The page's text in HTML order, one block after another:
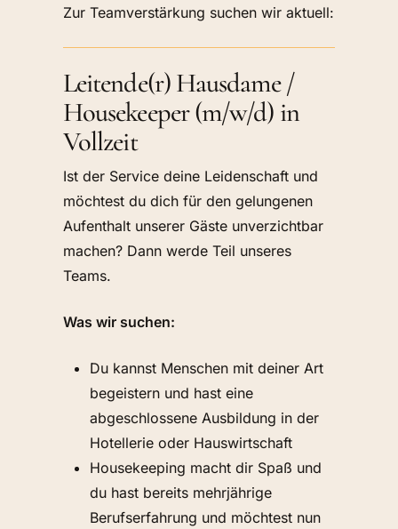
Zur Teamverstärkung suchen wir aktuell:
Leitende(r) Hausdame /
Housekeeper (m/w/d) in
Vollzeit
Ist der Service deine Leidenschaft und
möchtest du dich für den gelungenen
Aufenthalt unserer Gäste unverzichtbar
machen? Dann werde Teil unseres
Teams.
Was wir suchen:
Du kannst Menschen mit deiner Art
begeistern und hast eine
abgeschlossene Ausbildung in der
Hotellerie oder Hauswirtschaft
Housekeeping macht dir Spaß und
du hast bereits mehrjährige
Berufserfahrung und möchtest nun